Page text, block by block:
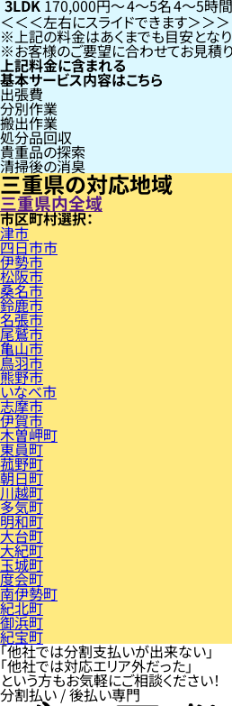
3LDK 170,000円〜4〜5名4〜5時間
左右にスライドできます
上記の料金はあくまでも目安となり
お客様のご要望に合わせてお見積
上記料金に含まれる
基本サービス内容はこちら
出張費
分別作業
搬出作業
処分品回収
貴重品の探索
清掃後の消臭
三重県の対応地域
三重県内全域
市区町村
津市
四日市市
伊勢市
松阪市
桑名市
鈴鹿市
名張市
尾鷲市
亀山市
鳥羽市
熊野市
いなべ市
志摩市
伊賀市
木曽岬町
東員町
菰野町
朝日町
川越町
多気町
明和町
大台町
大紀町
玉城町
度会町
南伊勢町
紀北町
御浜町
紀宝町
「他社では分割支払いが出来ない」
「他社では対応エリア外だった」
という方もお気軽にご相談ください！
分割払い / 後払い専門